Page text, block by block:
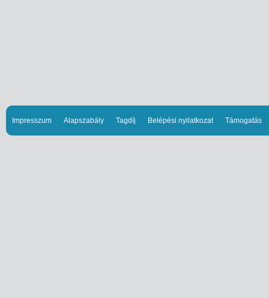
Impresszum Alapszabály Tagdíj Belépési nyilatkozat Támogatás